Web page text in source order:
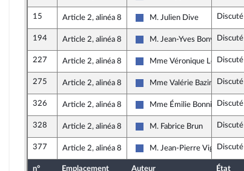
15 Article 2, alinéa 8
Les Républicains
M. Julien Dive Discuté
194 Article 2, alinéa 8
Les Républicains
M. Jean-Yves Bony Discuté
227 Article 2, alinéa 8
Les Républicains
Mme Véronique Louwagie
Discuté
275 Article 2, alinéa 8
Les Républicains
Mme Valérie Bazin-Malgras
Discuté
326 Article 2, alinéa 8
Les Républicains
Mme Émilie BonnivardDiscuté
328 Article 2, alinéa 8
Les Républicains
M. Fabrice Brun Discuté
377 Article 2, alinéa 8
Les Républicains
M. Jean-Pierre VigierDiscuté
n° Emplacement Auteur État